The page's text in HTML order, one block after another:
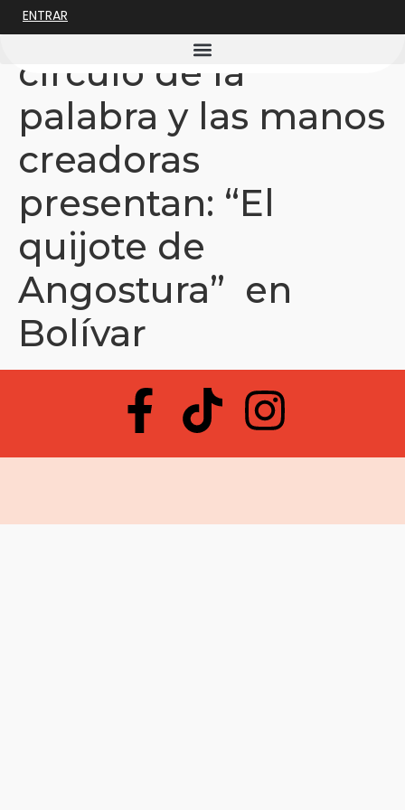
ENTRAR
Conversatorio El
círculo de la
palabra y las manos
creadoras
presentan: “El
quijote de
Angostura” en
Bolívar